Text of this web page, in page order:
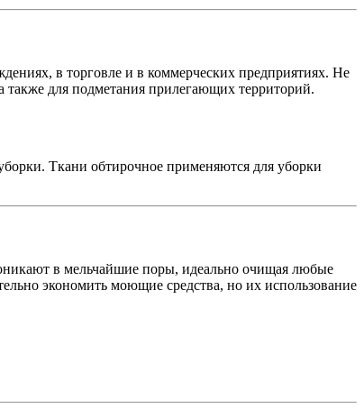
в торговле и в коммерческих предприятиях. Не
также для подметания прилегающих территорий.
Ткани обтирочное применяются для уборки
в мельчайшие поры, идеально очищая любые
экономить моющие средства, но их использование